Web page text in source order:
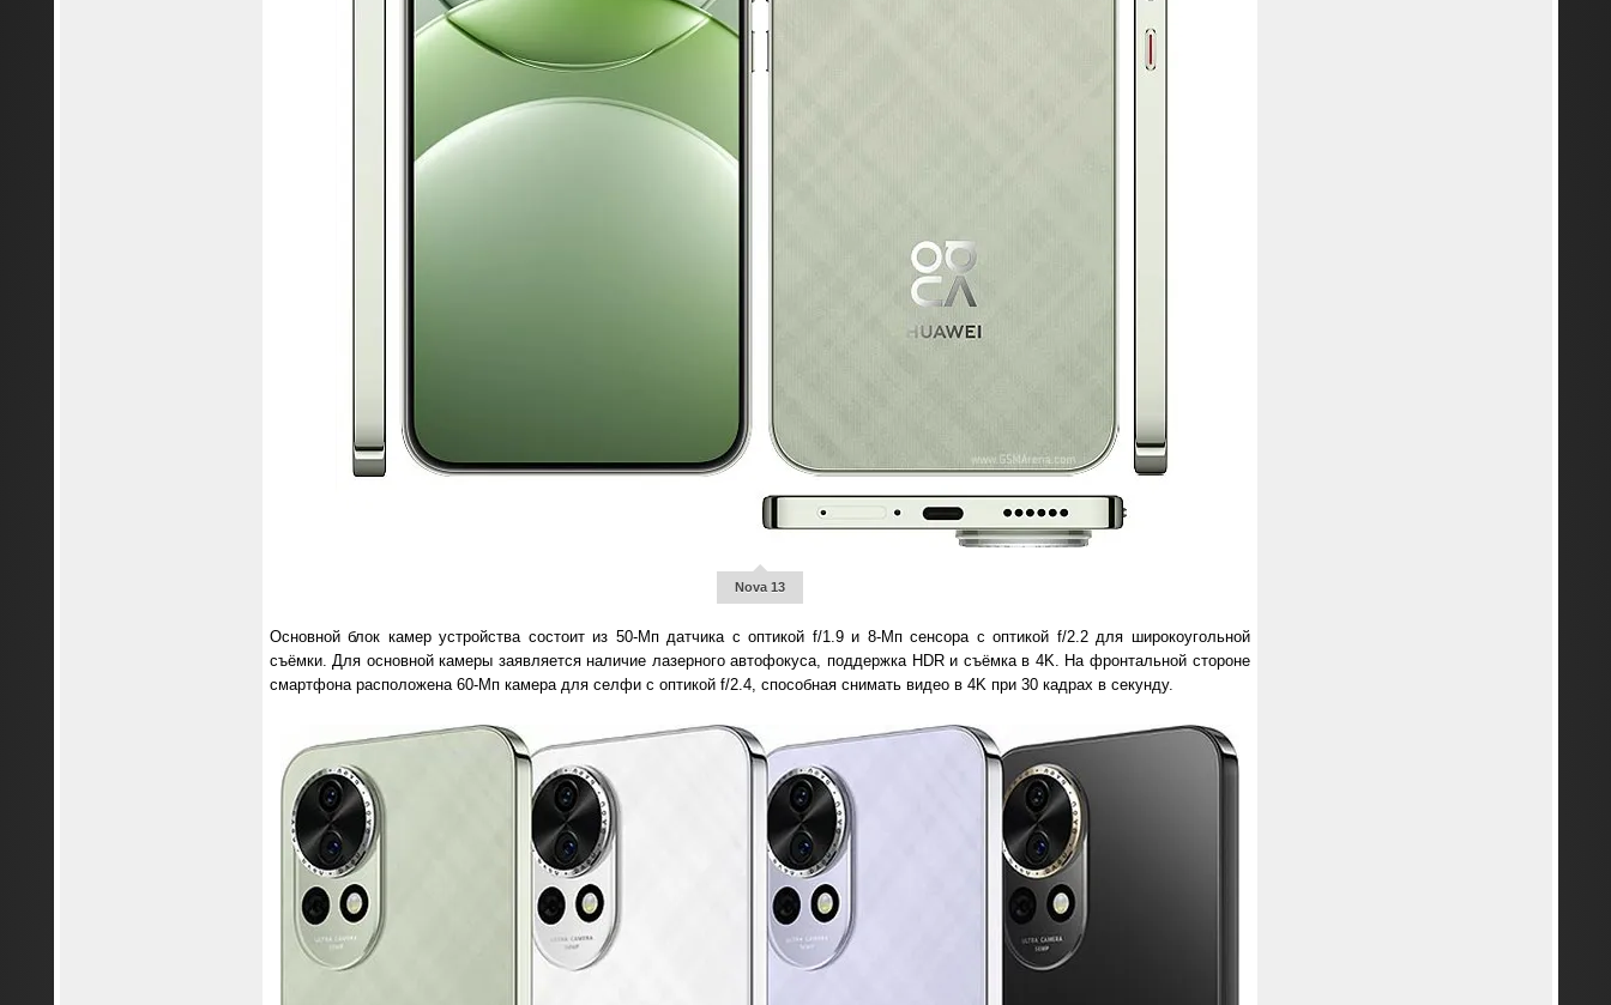
Nova 13
Основной блок камер устройства состоит из 50-Мп датчика с оптикой f/1.9 и 8-Мп сенсора с оптикой f/2.2 для широкоугольной
съёмки. Для основной камеры заявляется наличие лазерного автофокуса, поддержка HDR и съёмка в 4K. На фронтальной стороне
смартфона расположена 60-Мп камера для селфи с оптикой f/2.4, способная снимать видео в 4K при 30 кадрах в секунду.